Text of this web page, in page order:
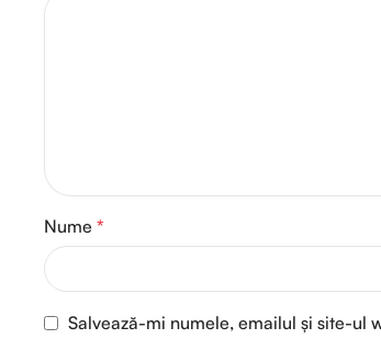
Nume *
Salvează-mi numele, emailul și site-ul